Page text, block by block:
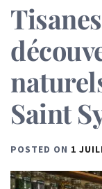
Saint
POSTED ON 1